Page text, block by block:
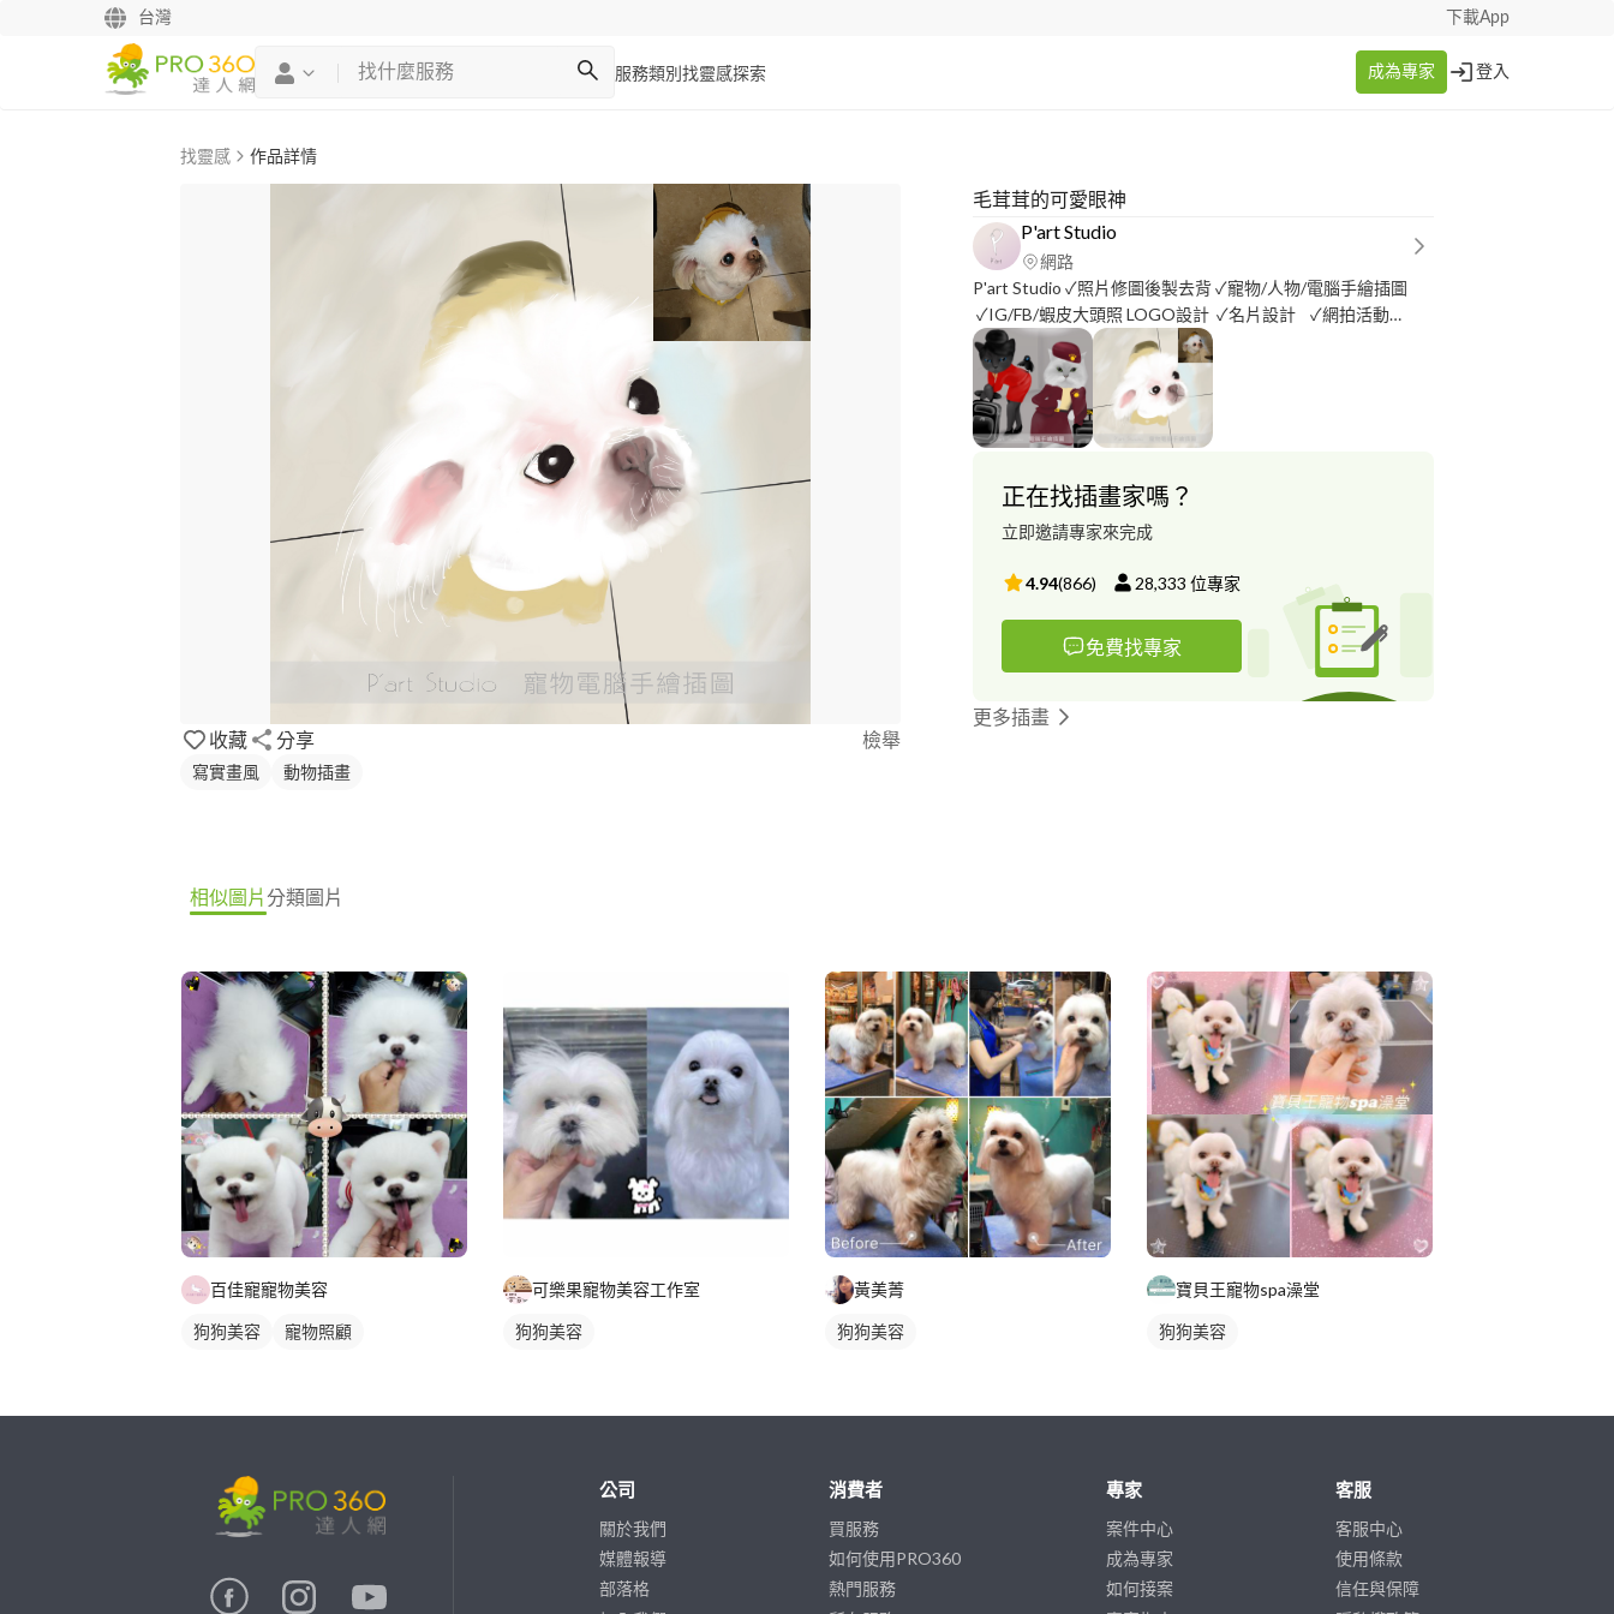
台灣 下載App
服務類別 找靈感探索 成為專家 登入
找靈感 作品詳情
收藏 分享 檢舉
寫實畫風 動物插畫
毛茸茸的可愛眼神
P'art Studio
網路
P'art Studio ✓照片修圖後製去背 ✓寵物/人物/電腦手繪插圖
✓IG/FB/蝦皮大頭照 LOGO設計 ✓名片設計 ✓網拍活動
Banner設計 ✓如有想設計貼圖和插畫等等合作都可以洽詢
正在找插畫家嗎？
立即邀請專家來完成
4.94(866) 28,333 位專家
免費找專家
更多插畫
相似圖片分類圖片
百佳寵寵物美容
狗狗美容 寵物照顧
可樂果寵物美容工作室
狗狗美容
黃美菁
狗狗美容
寶貝王寵物spa澡堂
狗狗美容
公司
關於我們
媒體報導
部落格
消費者
買服務
如何使用PRO360
熱門服務
專家
案件中心
成為專家
如何接案
客服
客服中心
使用條款
信任與保障